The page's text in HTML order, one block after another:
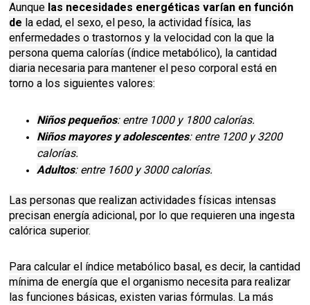
Aunque las necesidades energéticas varían en función
de la edad, el sexo, el peso, la actividad física, las
enfermedades o trastornos y la velocidad con la que la
persona quema calorías (índice metabólico), la cantidad
diaria necesaria para mantener el peso corporal está en
torno a los siguientes valores:
Niños pequeños: entre 1000 y 1800 calorías.
Niños mayores y adolescentes: entre 1200 y 3200
calorías.
Adultos: entre 1600 y 3000 calorías.
Las personas que realizan actividades físicas intensas
precisan energía adicional, por lo que requieren una ingesta
calórica superior.
Para calcular el índice metabólico basal, es decir, la cantidad
mínima de energía que el organismo necesita para realizar
las funciones básicas, existen varias fórmulas. La más